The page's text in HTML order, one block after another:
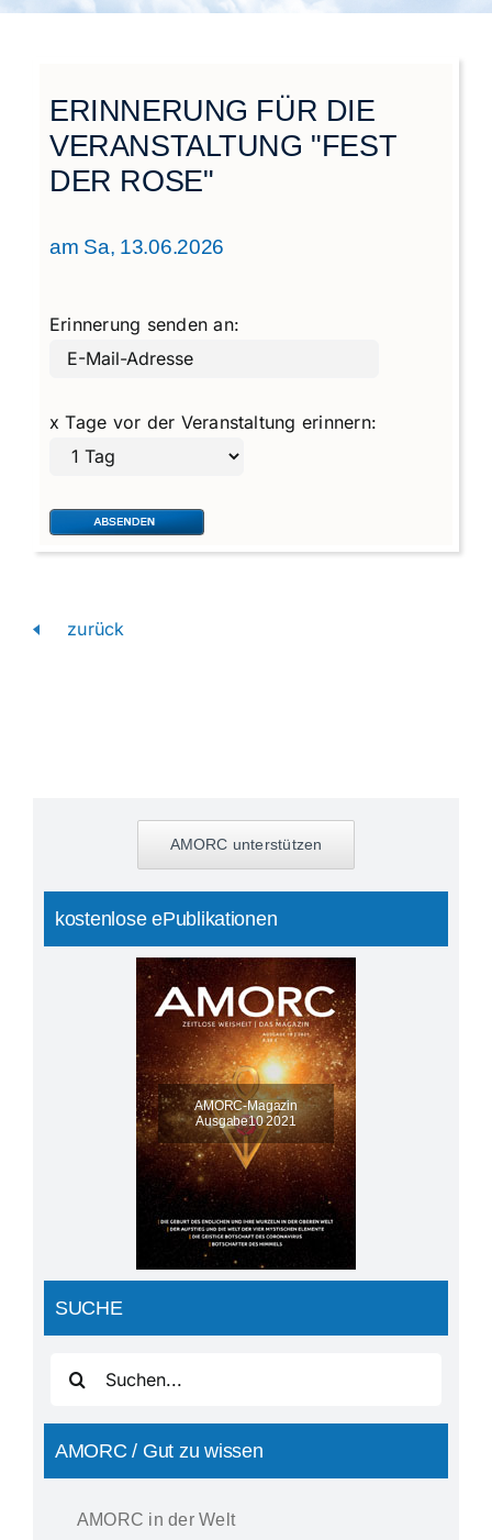
Städtegruppen Schweiz
ERINNERUNG FÜR DIE
VERANSTALTUNG "FEST
DER ROSE"
am Sa, 13.06.2026
Erinnerung senden an:
x Tage vor der Veranstaltung erinnern:
zurück
AMORC unterstützen
kostenlose ePublikationen
AMORC-Magazin
Ausgabe10 2021
SUCHE
nach:
AMORC / Gut zu wissen
AMORC in der Welt